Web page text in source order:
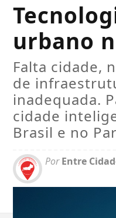
urbano
Falta cidade,
de
inadequada.
cidade
Brasil e no
PorEntre